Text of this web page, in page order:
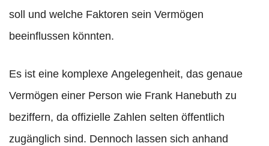
soll und welche Faktoren sein Vermögen
beeinflussen könnten.
Es ist eine komplexe Angelegenheit, das genaue
Vermögen einer Person wie Frank Hanebuth zu
beziffern, da offizielle Zahlen selten öffentlich
zugänglich sind. Dennoch lassen sich anhand